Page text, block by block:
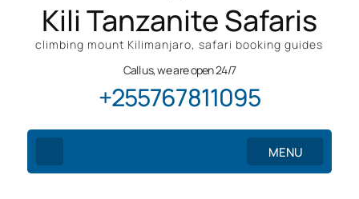
Kili Tanzanite Safaris
climbing mount Kilimanjaro, safari booking guides
Call us, we are open 24/7
+255767811095
MENU